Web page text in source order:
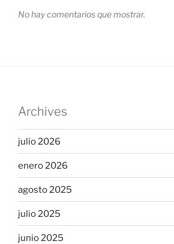
No hay comentarios que mostrar.
Archives
julio 2026
enero 2026
agosto 2025
julio 2025
junio 2025